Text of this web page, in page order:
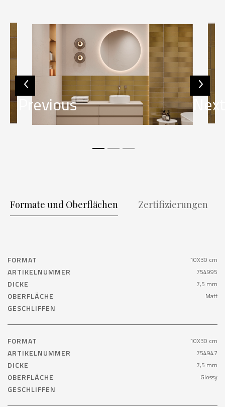
Previous Next
Formate und Oberflächen Zertifizierungen
FORMAT 10X30 cm
ARTIKELNUMMER 754995
DICKE 7,5 mm
OBERFLÄCHE Matt
GESCHLIFFEN
FORMAT 10X30 cm
ARTIKELNUMMER 754947
DICKE 7,5 mm
OBERFLÄCHE Glossy
GESCHLIFFEN